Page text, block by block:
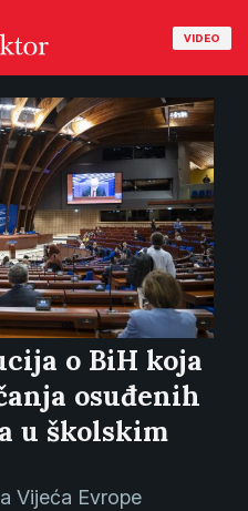
VIDEO
o BiH koja
osuđenih
u školskim
Vijeća Evrope